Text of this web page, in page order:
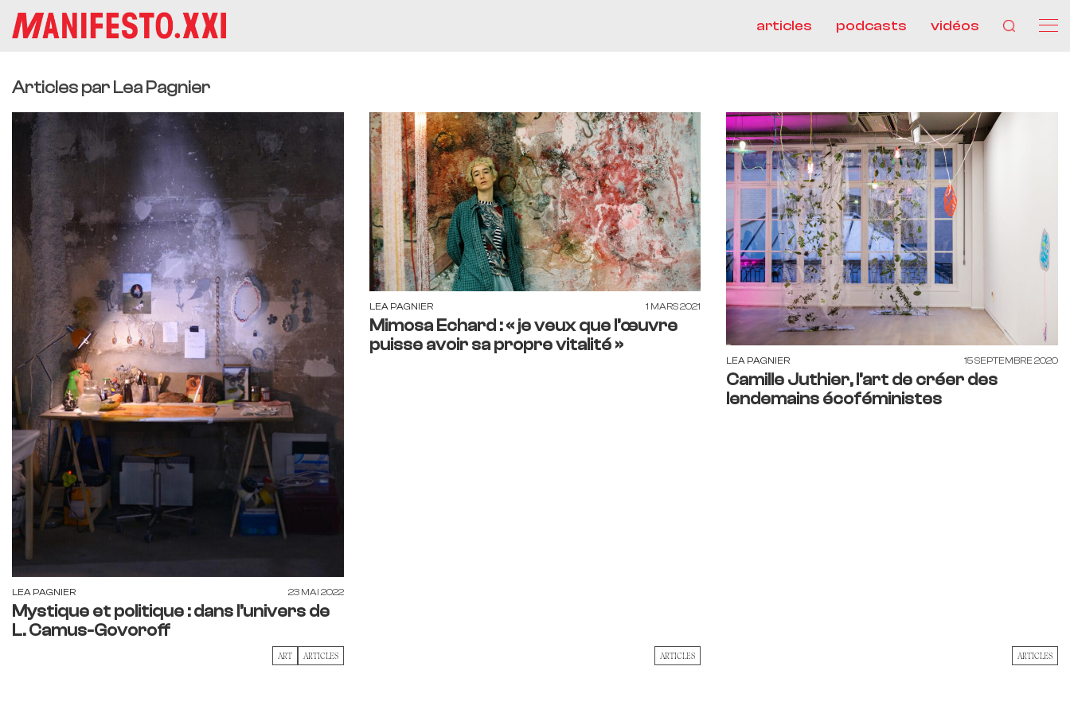
articles podcasts vidéos
Articles par Lea Pagnier
LEA PAGNIER 23 MAI 2022
Mystique et politique : dans l’univers de
L. Camus-Govoroff
ART ARTICLES
LEA PAGNIER 1 MARS 2021
Mimosa Echard : « je veux que l’œuvre
puisse avoir sa propre vitalité »
ARTICLES
LEA PAGNIER 15 SEPTEMBRE 2020
Camille Juthier, l’art de créer des
lendemains écoféministes
ARTICLES